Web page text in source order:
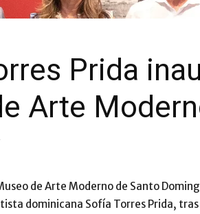
Prida
Arte
de Arte Moderno de Santo
dominicana Sofía Torres Prida,